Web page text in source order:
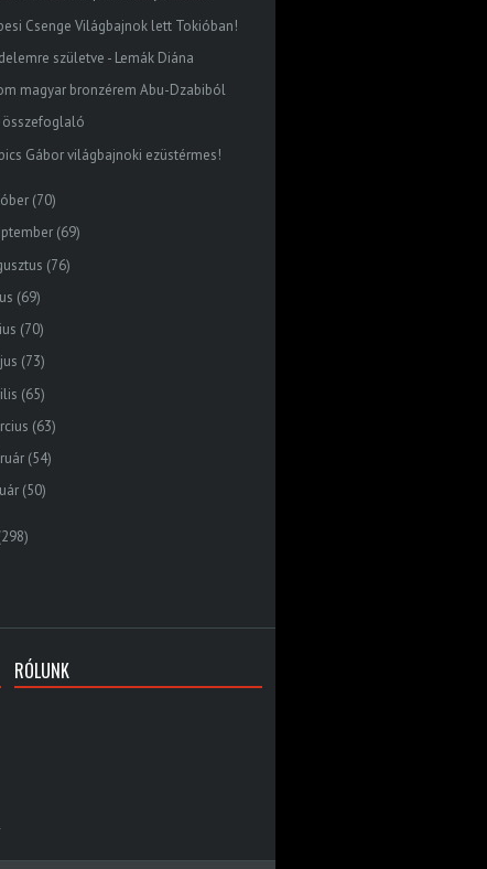
Csenge Világbajnok lett Tokióban!
születve - Lemák Diána
magyar bronzérem Abu-Dzabiból
összefoglaló
Gábor világbajnoki ezüstérmes!
(70)
(69)
(76)
(69)
(70)
(73)
(65)
(63)
(54)
(50)
RÓLUNK